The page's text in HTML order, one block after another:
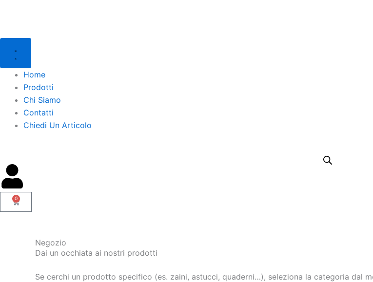
Home
Prodotti
Chi Siamo
Contatti
Chiedi Un Articolo
0
Carrello
Negozio
Dai un occhiata ai nostri prodotti
Se cerchi un prodotto specifico (es. zaini, astucci, quaderni…), seleziona la categoria dal